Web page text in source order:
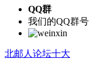
QQ群
我们的QQ群号
北邮人论坛十大